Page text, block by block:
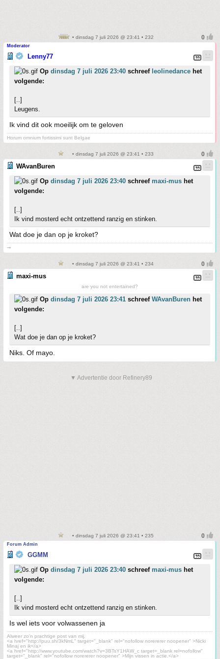
• dinsdag 7 juli 2026 @ 23:41 • 232
Moderator
Lenny77
Op dinsdag 7 juli 2026 23:40 schreef leolinedance het
volgende:
[..]
Leugens.
Ik vind dit ook moeilijk om te geloven
Horum omnium fortissimi sunt Belgae
• dinsdag 7 juli 2026 @ 23:41 • 233
WAvanBuren
Op dinsdag 7 juli 2026 23:40 schreef maxi-mus het
volgende:
[..]
Ik vind mosterd echt ontzettend ranzig en stinken.
Wat doe je dan op je kroket?
➞
• dinsdag 7 juli 2026 @ 23:41 • 234
maxi-mus
are you not entertained?
Op dinsdag 7 juli 2026 23:41 schreef WAvanBuren het
volgende:
[..]
Wat doe je dan op je kroket?
Niks. Of mayo.
▼ Advertentie door Refinery89
• dinsdag 7 juli 2026 @ 23:41 • 235
Forum Admin
GGMM
Op dinsdag 7 juli 2026 23:40 schreef maxi-mus het
volgende:
[..]
Ik vind mosterd echt ontzettend ranzig en stinken.
Is wel iets voor volwassenen ja
Alweer zo'n prachtige post van mij.
<a href="http://puu.sh/3kNmL" target="_blank" rel="nofollow norererer noopener" >Nicki
Minaj en ik</a>
<a href="http://www.youtube.com/watch?v=3BTsY1HAW_c target=_blank rel=nofollow"
target="_blank" rel="nofollow norererer noopener" >Mijn vissen in actie.</a>